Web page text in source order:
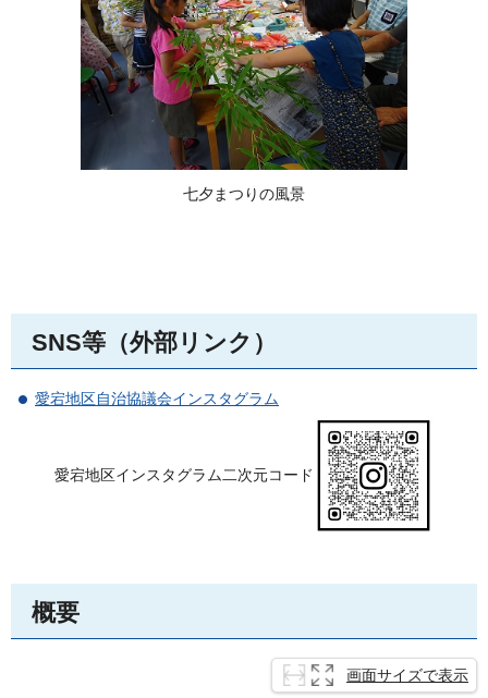
七夕まつりの風景
SNS等（外部リンク）
愛宕地区自治協議会インスタグラム
愛宕地区インスタグラム二次元コード
概要
画面サイズで表示